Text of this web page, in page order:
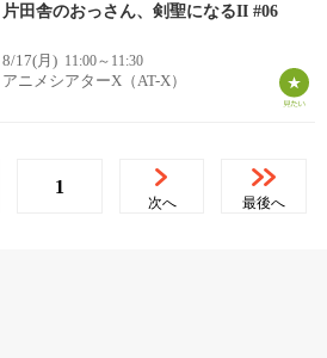
片田舎のおっさん、剣聖になるII #06
8/17(月) 11:00～11:30
アニメシアターX（AT-X）
1
次へ 最後へ